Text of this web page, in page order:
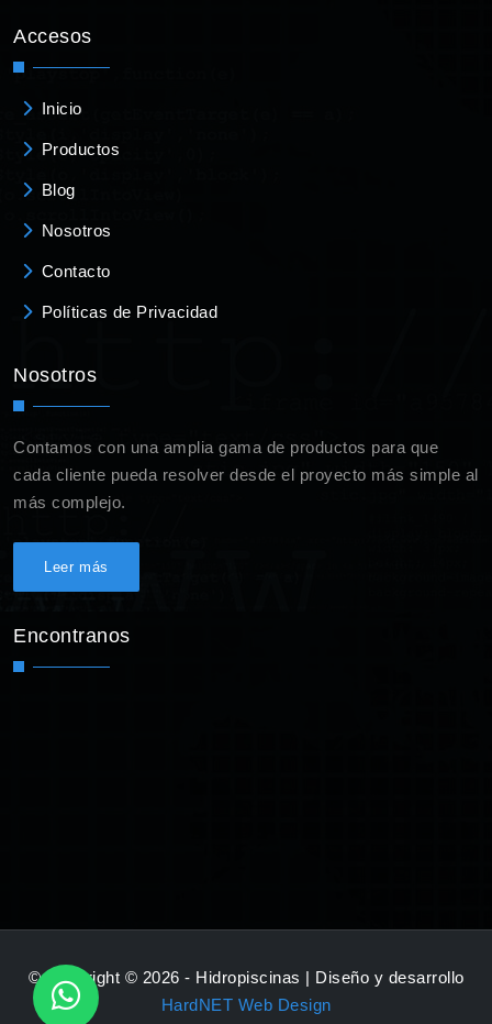
Accesos
Inicio
Productos
Blog
Nosotros
Contacto
Políticas de Privacidad
Nosotros
Contamos con una amplia gama de productos para que
cada cliente pueda resolver desde el proyecto más simple al
más complejo.
Leer más
Encontranos
© Copyright © 2026 - Hidropiscinas | Diseño y desarrollo
HardNET Web Design